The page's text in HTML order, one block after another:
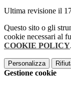
Ultima revisione il
Questo sito o gli
cookie necessari al
COOKIE POLICY.
Personalizza
Gestione cookie